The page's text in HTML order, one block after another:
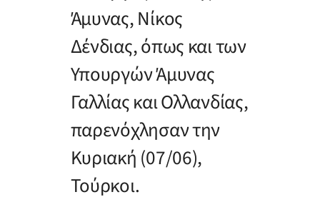
Άμυνας, Νίκος
Δένδιας, όπως και των
Υπουργών Άμυνας
Γαλλίας και Ολλανδίας,
παρενόχλησαν την
Κυριακή (07/06),
Τούρκοι.